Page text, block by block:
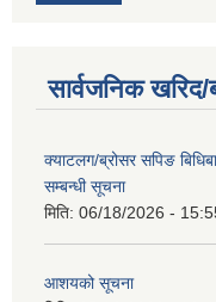
सार्वजनिक
क्याटलग/ब्रोसर सपिङ
सम्बन्धी सूचना
मिति: 06/18/2026 -
आशयको सूचना